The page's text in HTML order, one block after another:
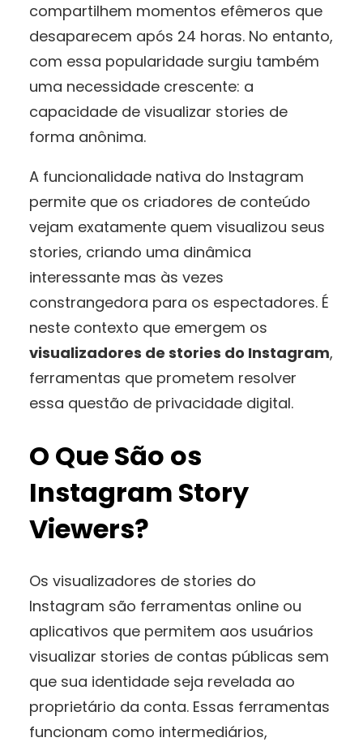
compartilhem momentos efêmeros que
desaparecem após 24 horas. No entanto,
com essa popularidade surgiu também
uma necessidade crescente: a
capacidade de visualizar stories de
forma anônima.
A funcionalidade nativa do Instagram
permite que os criadores de conteúdo
vejam exatamente quem visualizou seus
stories, criando uma dinâmica
interessante mas às vezes
constrangedora para os espectadores. É
neste contexto que emergem os
visualizadores de stories do Instagram,
ferramentas que prometem resolver
essa questão de privacidade digital.
O Que São os
Instagram Story
Viewers?
Os visualizadores de stories do
Instagram são ferramentas online ou
aplicativos que permitem aos usuários
visualizar stories de contas públicas sem
que sua identidade seja revelada ao
proprietário da conta. Essas ferramentas
funcionam como intermediários,